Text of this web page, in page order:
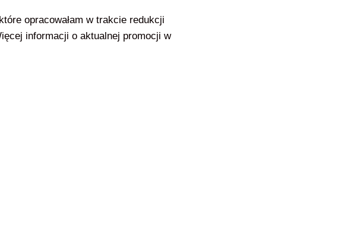
opracowałam w trakcie redukcji
informacji o aktualnej promocji w